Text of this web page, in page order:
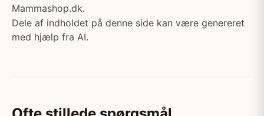
Mammashop.dk.
Dele af indholdet på denne side kan være genereret
med hjælp fra AI.